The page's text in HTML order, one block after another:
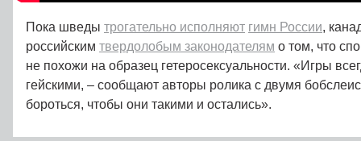
Пока шведы трогательно исполняют гимн России,
российским твердолобым законодателям о том, что
не похожи на образец гетеросексуальности. «Игры
гейскими, – сообщают авторы ролика с двумя
бороться, чтобы они такими и остались».